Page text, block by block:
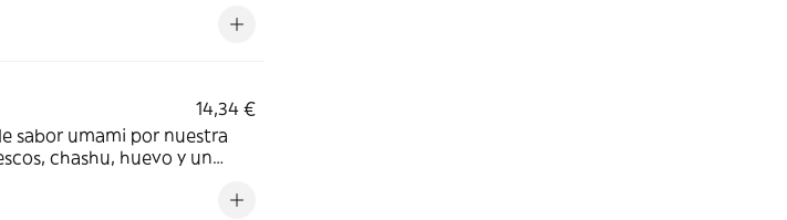
14,34 €
sabor umami por nuestra
chashu, huevo y un